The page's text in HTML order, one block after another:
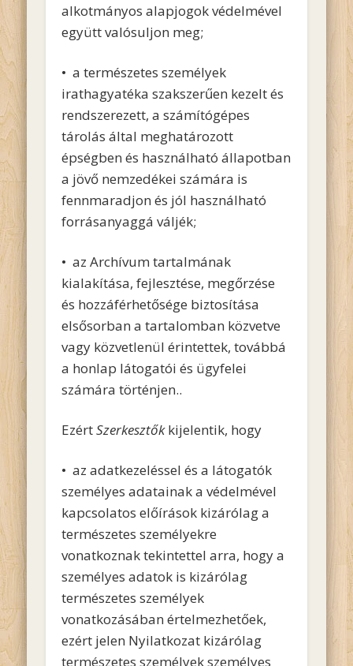
alkotmányos alapjogok védelmével
együtt valósuljon meg;
• a természetes személyek
irathagyatéka szakszerűen kezelt és
rendszerezett, a számítógépes
tárolás által meghatározott
épségben és használható állapotban
a jövő nemzedékei számára is
fennmaradjon és jól használható
forrásanyaggá váljék;
• az Archívum tartalmának
kialakítása, fejlesztése, megőrzése
és hozzáférhetősége biztosítása
elsősorban a tartalomban közvetve
vagy közvetlenül érintettek, továbbá
a honlap látogatói és ügyfelei
számára történjen..
EzértSzerkesztőkkijelentik, hogy
• az adatkezeléssel és a látogatók
személyes adatainak a védelmével
kapcsolatos előírások kizárólag a
természetes személyekre
vonatkoznak tekintettel arra, hogy a
személyes adatok is kizárólag
természetes személyek
vonatkozásában értelmezhetőek,
ezért jelen Nyilatkozat kizárólag
természetes személyek személyes